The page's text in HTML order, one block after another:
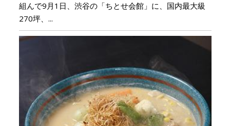
組んで9月1日、渋谷の「ちとせ会館」に、国内最大級
270坪、...